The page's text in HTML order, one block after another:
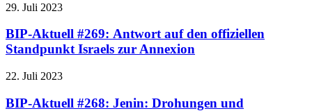
29. Juli 2023
BIP-Aktuell #269: Antwort auf den offiziellen
Standpunkt Israels zur Annexion
22. Juli 2023
BIP-Aktuell #268: Jenin: Drohungen und